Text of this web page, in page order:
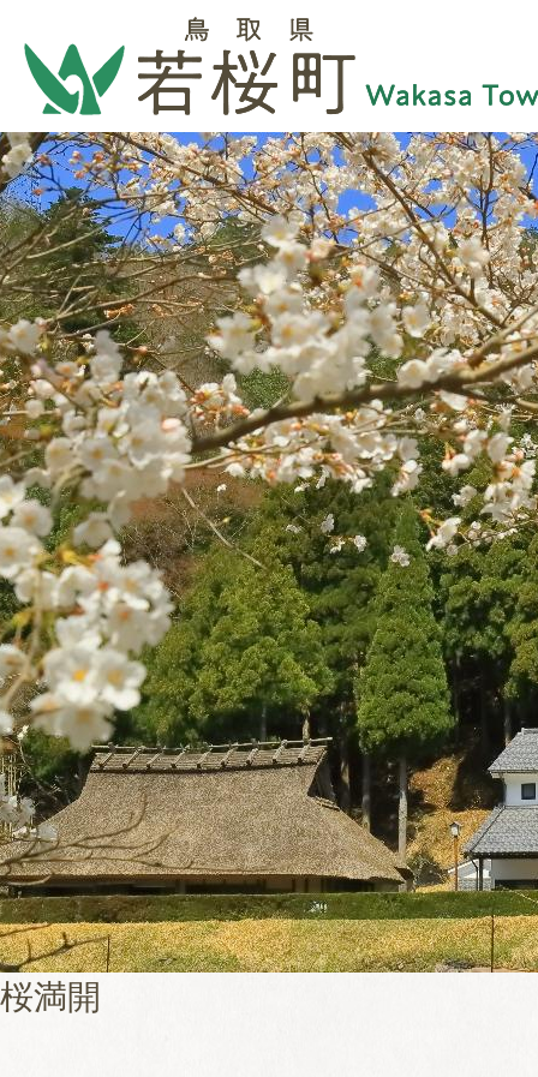
2
枚
目
の
ス
ラ
イ
ド
桜満開
3
枚
目
の
ス
ラ
イ
ド
氷ノ山からの眺め